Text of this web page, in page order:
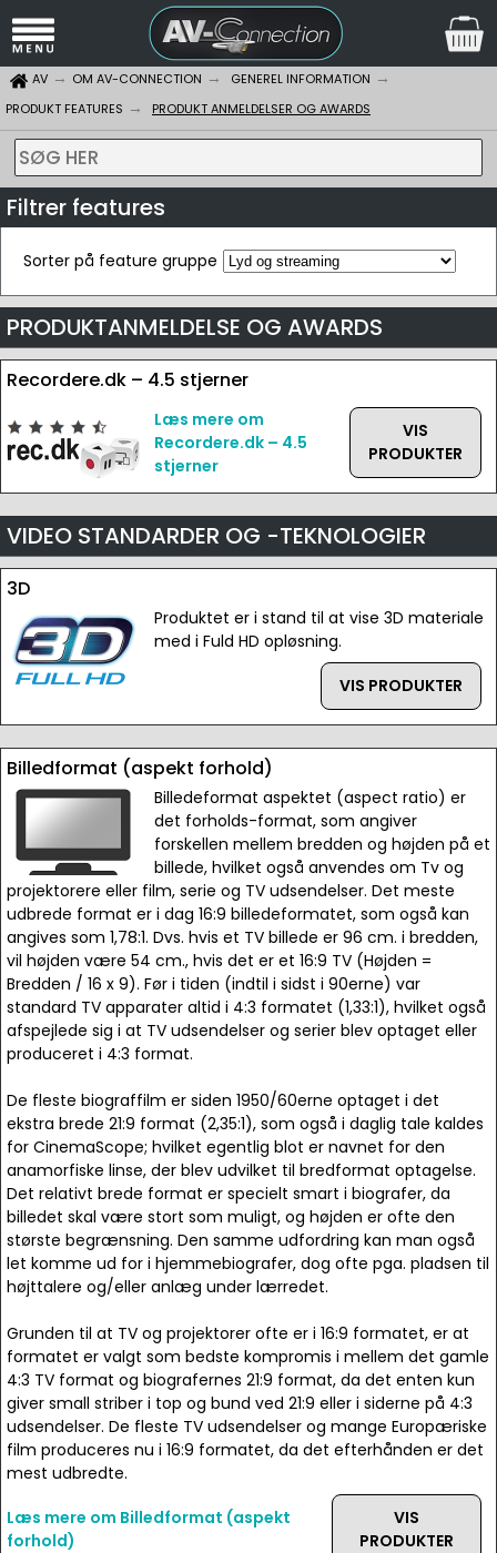
AV OM AV-CONNECTION
GENEREL INFORMATION
PRODUKT FEATURES
PRODUKT ANMELDELSER OG AWARDS
SØG HER
Filtrer features
Sorter på feature gruppe
PRODUKTANMELDELSE OG AWARDS
Recordere.dk – 4.5 stjerner
Læs mere om
Recordere.dk – 4.5
stjerner
VIS
PRODUKTER
VIDEO STANDARDER OG -TEKNOLOGIER
3D
Produktet er i stand til at vise 3D materiale
med i Fuld HD opløsning.
VIS PRODUKTER
Billedformat (aspekt forhold)
Billedeformat aspektet (aspect ratio) er
det forholds-format, som angiver
forskellen mellem bredden og højden på et
billede, hvilket også anvendes om Tv og
projektorere eller film, serie og TV udsendelser. Det meste
udbrede format er i dag 16:9 billedeformatet, som også kan
angives som 1,78:1. Dvs. hvis et TV billede er 96 cm. i bredden,
vil højden være 54 cm., hvis det er et 16:9 TV (Højden =
Bredden / 16 x 9). Før i tiden (indtil i sidst i 90erne) var
standard TV apparater altid i 4:3 formatet (1,33:1), hvilket også
afspejlede sig i at TV udsendelser og serier blev optaget eller
produceret i 4:3 format.
De fleste biograffilm er siden 1950/60erne optaget i det
ekstra brede 21:9 format (2,35:1), som også i daglig tale kaldes
for CinemaScope; hvilket egentlig blot er navnet for den
anamorfiske linse, der blev udvilket til bredformat optagelse.
Det relativt brede format er specielt smart i biografer, da
billedet skal være stort som muligt, og højden er ofte den
største begrænsning. Den samme udfordring kan man også
let komme ud for i hjemmebiografer, dog ofte pga. pladsen til
højttalere og/eller anlæg under lærredet.
Grunden til at TV og projektorer ofte er i 16:9 formatet, er at
formatet er valgt som bedste kompromis i mellem det gamle
4:3 TV format og biografernes 21:9 format, da det enten kun
giver small striber i top og bund ved 21:9 eller i siderne på 4:3
udsendelser. De fleste TV udsendelser og mange Europæriske
film produceres nu i 16:9 formatet, da det efterhånden er det
mest udbredte.
Læs mere om Billedformat (aspekt
forhold)
VIS
PRODUKTER